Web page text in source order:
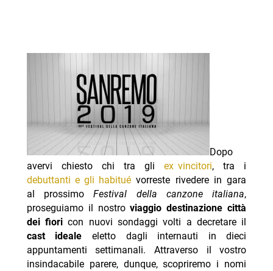
Dopo
avervi chiesto chi tra gliex vincitori, tra i
debuttanti e gli habituévorreste rivedere in gara
al prossimoFestival della canzone italiana,
proseguiamo il nostroviaggio destinazione città
dei fiori con nuovi sondaggi volti a decretare il
cast ideale eletto dagli internauti in dieci
appuntamenti settimanali. Attraverso il vostro
insindacabile parere, dunque, scopriremo i nomi